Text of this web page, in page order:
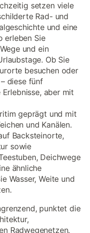
setzen viele
Rad- und
und eine
erleben Sie
und ein
Ob Sie
besuchen oder
diese fünf
aber mit
geprägt und mit
und Kanälen.
Backsteinorte,
sowie
Deichwege
ähnliche
Wasser, Weite und
punktet die
Radwegenetzen.